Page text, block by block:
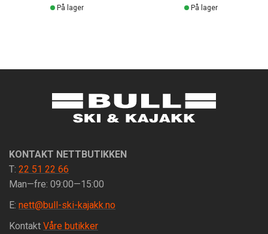
På lager På lager
KONTAKT NETTBUTIKKEN
T: 22 51 22 66
Man—fre: 09:00—15:00
E: nett@bull-ski-kajakk.no
Kontakt Våre butikker